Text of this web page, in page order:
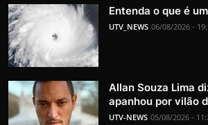
Entenda o que é
UTV_NEWS 06/08/2026 -
Allan Souza Lima
apanhou por vilão
UTV-NEWS 05/08/2026 -